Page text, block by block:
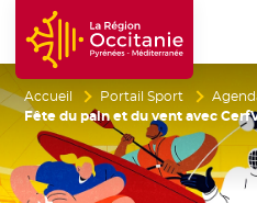
Accueil Région
Accueil Portail Sport
Fête du pain et du vent avec